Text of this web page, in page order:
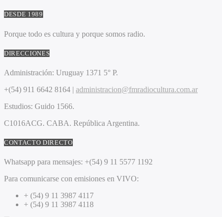
DESDE 1989
Porque todo es cultura y porque somos radio.
DIRECCIONES
Administración: Uruguay 1371 5° P.
+(54) 911 6642 8164 | administracion@fmradiocultura.com.ar
Estudios: Guido 1566.
C1016ACG. CABA. República Argentina.
CONTACTO DIRECTO
Whatsapp para mensajes: +(54) 9 11 5577 1192
Para comunicarse con emisiones en VIVO:
+ (54) 9 11 3987 4117
+ (54) 9 11 3987 4118